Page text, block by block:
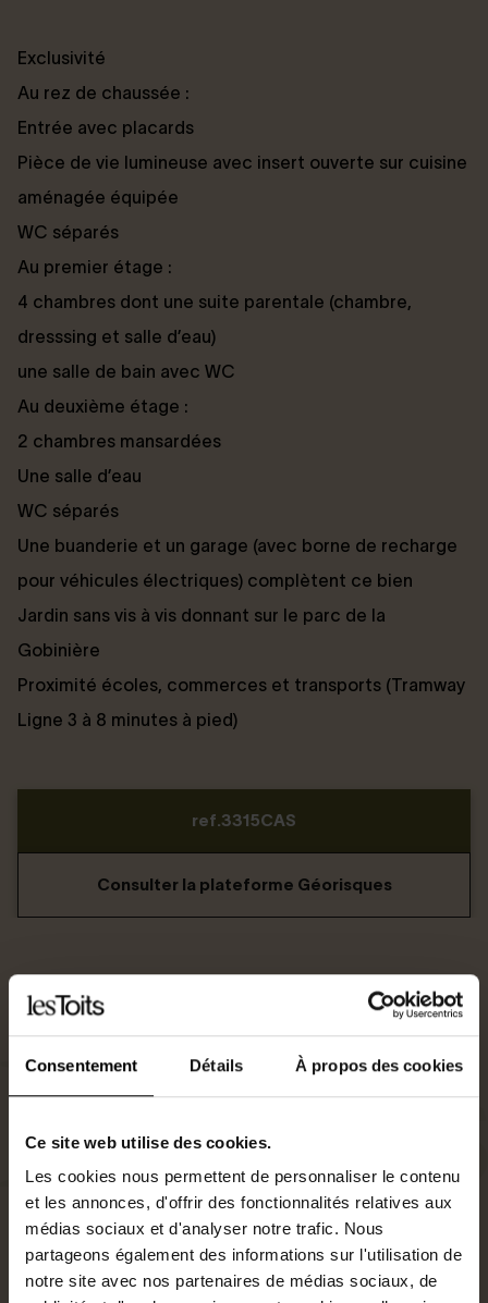
Consentement Détails À propos des cookies
Ce site web utilise des cookies.
Les cookies nous permettent de personnaliser le contenu
et les annonces, d'offrir des fonctionnalités relatives aux
médias sociaux et d'analyser notre trafic. Nous
partageons également des informations sur l'utilisation de
notre site avec nos partenaires de médias sociaux, de
Exclusivité
Au rez de chaussée :
Entrée avec placards
Pièce de vie lumineuse avec insert ouverte sur cuisine
aménagée équipée
WC séparés
Au premier étage :
4 chambres dont une suite parentale (chambre,
dresssing et salle d’eau)
une salle de bain avec WC
Au deuxième étage :
2 chambres mansardées
Une salle d’eau
WC séparés
Une buanderie et un garage (avec borne de recharge
pour véhicules électriques) complètent ce bien
Jardin sans vis à vis donnant sur le parc de la
Gobinière
Proximité écoles, commerces et transports (Tramway
Ligne 3 à 8 minutes à pied)
ref.3315CAS
Consulter la plateforme Géorisques